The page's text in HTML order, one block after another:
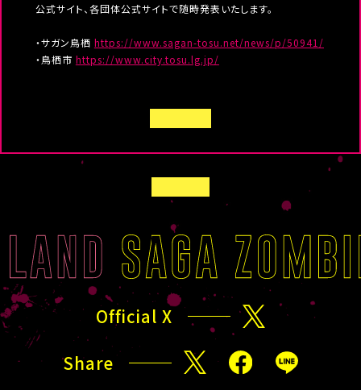
公式サイト、各団体公式サイトで随時発表いたします。
・サガン鳥栖 https://www.sagan-tosu.net/news/p/50941/
・鳥栖市 https://www.city.tosu.lg.jp/
A
L
I
S
C
K
O
T
P
Official X X
Share X
F